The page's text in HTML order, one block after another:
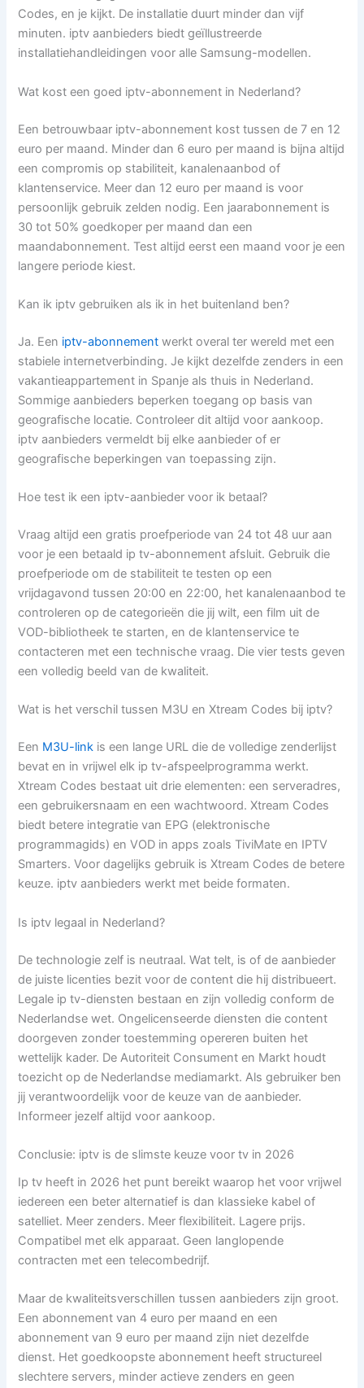
Codes, en je kijkt. De installatie duurt minder dan vijf
minuten. iptv aanbieders biedt geïllustreerde
installatiehandleidingen voor alle Samsung-modellen.
Wat kost een goed iptv-abonnement in Nederland?
Een betrouwbaar iptv-abonnement kost tussen de 7 en 12
euro per maand. Minder dan 6 euro per maand is bijna altijd
een compromis op stabiliteit, kanalenaanbod of
klantenservice. Meer dan 12 euro per maand is voor
persoonlijk gebruik zelden nodig. Een jaarabonnement is
30 tot 50% goedkoper per maand dan een
maandabonnement. Test altijd eerst een maand voor je een
langere periode kiest.
Kan ik iptv gebruiken als ik in het buitenland ben?
Ja. Een iptv-abonnement werkt overal ter wereld met een
stabiele internetverbinding. Je kijkt dezelfde zenders in een
vakantieappartement in Spanje als thuis in Nederland.
Sommige aanbieders beperken toegang op basis van
geografische locatie. Controleer dit altijd voor aankoop.
iptv aanbieders vermeldt bij elke aanbieder of er
geografische beperkingen van toepassing zijn.
Hoe test ik een iptv-aanbieder voor ik betaal?
Vraag altijd een gratis proefperiode van 24 tot 48 uur aan
voor je een betaald ip tv-abonnement afsluit. Gebruik die
proefperiode om de stabiliteit te testen op een
vrijdagavond tussen 20:00 en 22:00, het kanalenaanbod te
controleren op de categorieën die jij wilt, een film uit de
VOD-bibliotheek te starten, en de klantenservice te
contacteren met een technische vraag. Die vier tests geven
een volledig beeld van de kwaliteit.
Wat is het verschil tussen M3U en Xtream Codes bij iptv?
Een M3U-link is een lange URL die de volledige zenderlijst
bevat en in vrijwel elk ip tv-afspeelprogramma werkt.
Xtream Codes bestaat uit drie elementen: een serveradres,
een gebruikersnaam en een wachtwoord. Xtream Codes
biedt betere integratie van EPG (elektronische
programmagids) en VOD in apps zoals TiviMate en IPTV
Smarters. Voor dagelijks gebruik is Xtream Codes de betere
keuze. iptv aanbieders werkt met beide formaten.
Is iptv legaal in Nederland?
De technologie zelf is neutraal. Wat telt, is of de aanbieder
de juiste licenties bezit voor de content die hij distribueert.
Legale ip tv-diensten bestaan en zijn volledig conform de
Nederlandse wet. Ongelicenseerde diensten die content
doorgeven zonder toestemming opereren buiten het
wettelijk kader. De Autoriteit Consument en Markt houdt
toezicht op de Nederlandse mediamarkt. Als gebruiker ben
jij verantwoordelijk voor de keuze van de aanbieder.
Informeer jezelf altijd voor aankoop.
Conclusie: iptv is de slimste keuze voor tv in 2026
Ip tv heeft in 2026 het punt bereikt waarop het voor vrijwel
iedereen een beter alternatief is dan klassieke kabel of
satelliet. Meer zenders. Meer flexibiliteit. Lagere prijs.
Compatibel met elk apparaat. Geen langlopende
contracten met een telecombedrijf.
Maar de kwaliteitsverschillen tussen aanbieders zijn groot.
Een abonnement van 4 euro per maand en een
abonnement van 9 euro per maand zijn niet dezelfde
dienst. Het goedkoopste abonnement heeft structureel
slechtere servers, minder actieve zenders en geen